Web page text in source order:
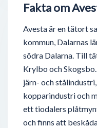
Fakta om
Avesta är en tätort
kommun, Dalarnas
södra Dalarna. Till
Krylbo och
järn- och
kopparindustri och
ett tiodalers
och finns att